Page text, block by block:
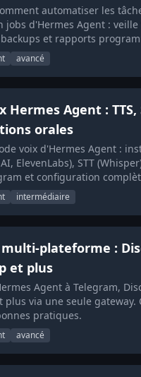
automatiser les
jobs d'Hermes Agent : veille
et rapports
avancé
Hermes Agent : TTS,
orales
voix d'Hermes Agent :
ElevenLabs), STT
et configuration
intermédiaire
plateforme :
et plus
Agent à Telegram,
plus via une seule gateway.
pratiques.
avancé